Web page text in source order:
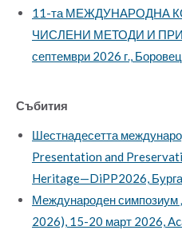
11-та МЕЖДУНАРОДНА
ЧИСЛЕНИ МЕТОДИ И
септември 2026 г.,
Събития
Шестнадесетта
Presentation and
Heritage—DiPP2026,
Международен симпозиум
2026), 15-20 март 2026,